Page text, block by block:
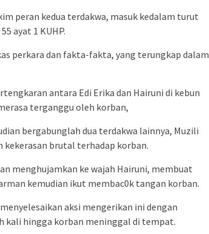
peran kedua terdakwa, masuk kedalam turut
ayat 1 KUHP.
perkara dan fakta-fakta, yang terungkap dalam
antara Edi Erika dan Hairuni di kebun
terganggu oleh korban,
bergabunglah dua terdakwa lainnya, Muzili
kekerasan brutal terhadap korban.
menghujamkan ke wajah Hairuni, membuat
kemudian ikut membac0k tangan korban.
aksi mengerikan ini dengan
kali hingga korban meninggal di tempat.